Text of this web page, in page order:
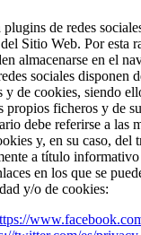
de redes
Sitio Web. Por esta
almacenarse en el
sociales disponen
y de cookies, siendo
propios ficheros y de
debe referirse a las
y, en su caso, del
a título informativo
en los que se
y/o de cookies: